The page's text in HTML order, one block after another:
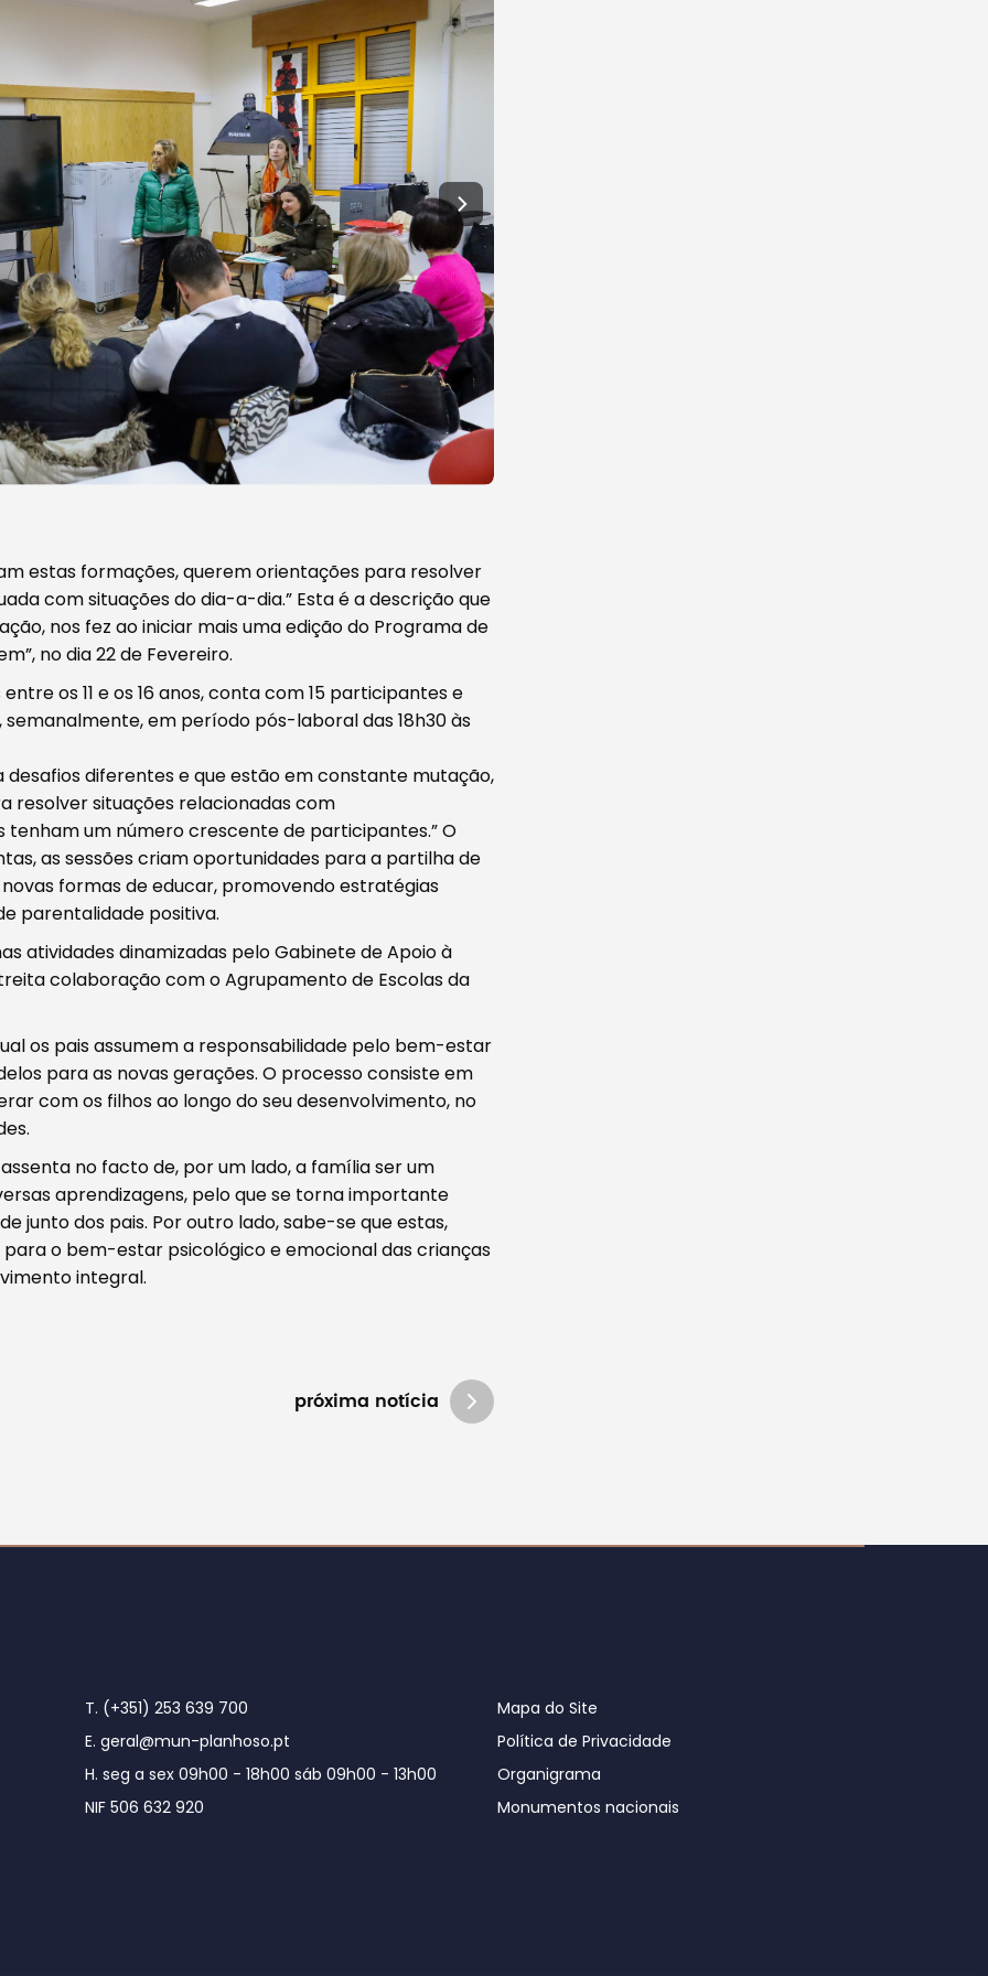
estas formações, querem orientações para resolver
com situações do dia-a-dia.” Esta é a descrição que
nos fez ao iniciar mais uma edição do Programa de
no dia 22 de Fevereiro.
os 11 e os 16 anos, conta com 15 participantes e
em período pós-laboral das 18h30 às
desafios diferentes e que estão em constante mutação,
resolver situações relacionadas com
um número crescente de participantes.” O
as sessões criam oportunidades para a partilha de
formas de educar, promovendo estratégias
parentalidade positiva.
atividades dinamizadas pelo Gabinete de Apoio à
colaboração com o Agrupamento de Escolas da
os pais assumem a responsabilidade pelo bem-estar
para as novas gerações. O processo consiste em
com os filhos ao longo do seu desenvolvimento, no
no facto de, por um lado, a família ser um
aprendizagens, pelo que se torna importante
junto dos pais. Por outro lado, sabe-se que estas,
o bem-estar psicológico e emocional das crianças
integral.
próxima notícia
T. (+351) 253 639 700
E. geral@mun-planhoso.pt
H. seg a sex 09h00 - 18h00 sáb 09h00 - 13h00
NIF 506 632 920
Mapa do Site
Política de Privacidade
Organigrama
Monumentos nacionais